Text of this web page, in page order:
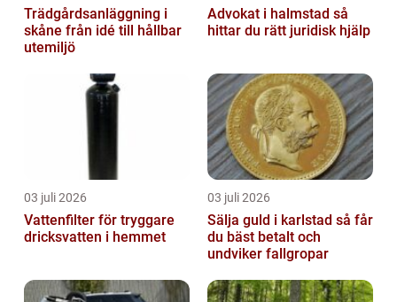
Trädgårdsanläggning i
skåne från idé till hållbar
utemiljö
Advokat i halmstad så
hittar du rätt juridisk hjälp
03 juli 2026
Vattenfilter för tryggare
dricksvatten i hemmet
03 juli 2026
Sälja guld i karlstad så får
du bäst betalt och
undviker fallgropar